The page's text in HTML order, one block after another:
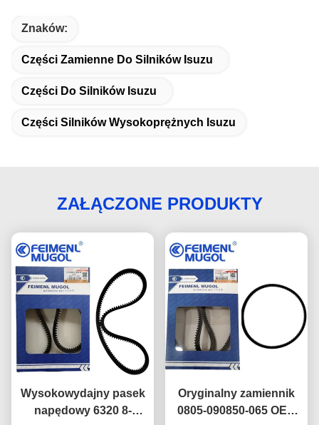
Znaków:
Części Zamienne Do Silników Isuzu
Części Do Silników Isuzu
Części Silników Wysokoprężnych Isuzu
ZAŁĄCZONE PRODUKTY
Wysokowydajny pasek
napędowy 6320 8-
Oryginalny zamiennik
0805-090850-065 OEM